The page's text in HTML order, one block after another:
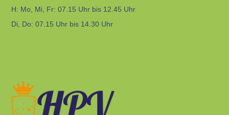
H: Mo, Mi, Fr: 07.15 Uhr bis 12.45 Uhr
Di, Do: 07.15 Uhr bis 14.30 Uhr